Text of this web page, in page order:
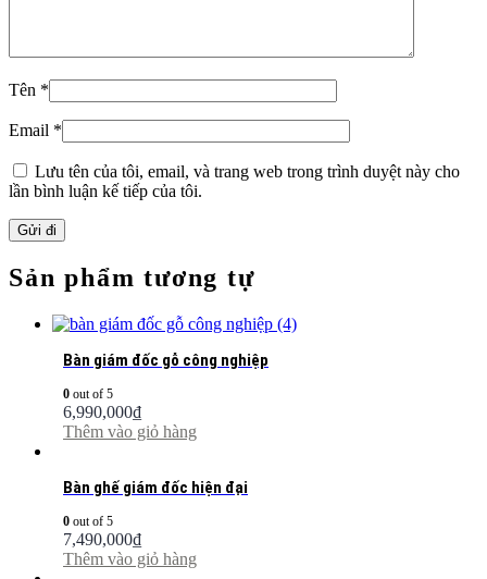
Tên *
Email *
Lưu tên của tôi, email, và trang web trong trình duyệt này cho
lần bình luận kế tiếp của tôi.
Sản phẩm tương tự
Bàn giám đốc gỗ công nghiệp
0 out of 5
6,990,000₫
Thêm vào giỏ hàng
Bàn ghế giám đốc hiện đại
0 out of 5
7,490,000₫
Thêm vào giỏ hàng